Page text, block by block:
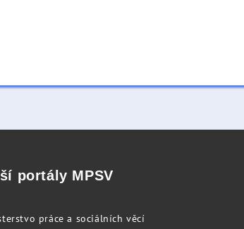
portály MPSV
práce a sociálních věcí